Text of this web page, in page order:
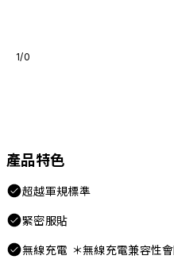
1/0
產品特色
超越軍規標準
緊密服貼
無線充電 ＊無線充電兼容性